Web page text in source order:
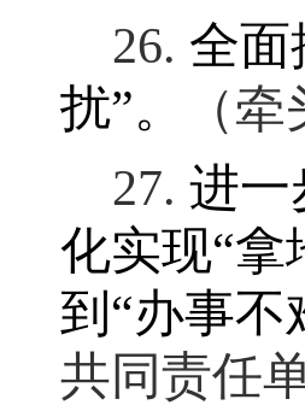
26. 全面
扰”。
（
27. 进一
化实现“拿
到 “办事不
共同责任